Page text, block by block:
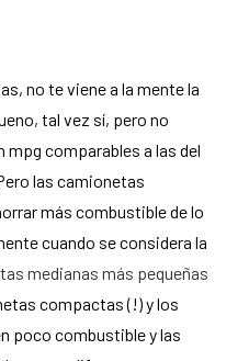
no te viene a la mente la
tal vez sí, pero no
comparables a las del
las camionetas
más combustible de lo
cuando se considera la
medianas más pequeñas
compactas (!) y los
poco combustible y las